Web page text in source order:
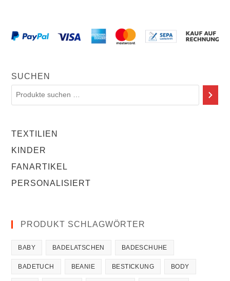
SUCHEN
TEXTILIEN
KINDER
FANARTIKEL
PERSONALISIERT
PRODUKT SCHLAGWÖRTER
BABY BADELATSCHEN BADESCHUHE
BADETUCH BEANIE BESTICKUNG BODY